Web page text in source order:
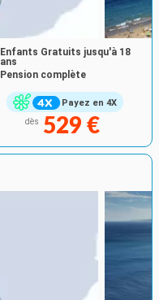
Payez en 4X
Enfants Gratuits jusqu'à 18
ans
Pension complète
dès 529 €